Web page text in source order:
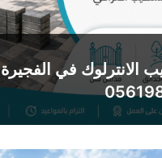
الانترلوك في الفجيرة